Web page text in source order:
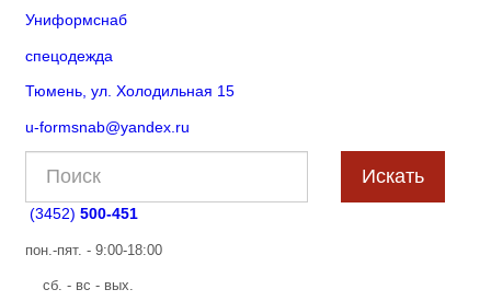
Униформснаб
спецодежда
Тюмень, ул. Холодильная 15
u-formsnab@yandex.ru
(3452) 500-451
пон.-пят. - 9:00-18:00
сб. - вс - вых.